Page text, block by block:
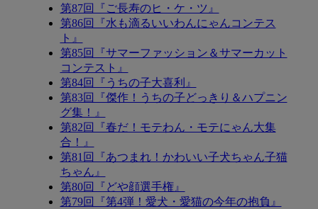
第87回『ご長寿のヒ・ケ・ツ』
第86回『水も滴るいいわんにゃんコンテス
ト』
第85回『サマーファッション＆サマーカット
コンテスト』
第84回『うちの子大喜利』
第83回『傑作！うちの子どっきり＆ハプニン
グ集！』
第82回『春だ！モテわん・モテにゃん大集
合！』
第81回『あつまれ！かわいい子犬ちゃん子猫
ちゃん』
第80回『どや顔選手権』
第79回『第4弾！愛犬・愛猫の今年の抱負』